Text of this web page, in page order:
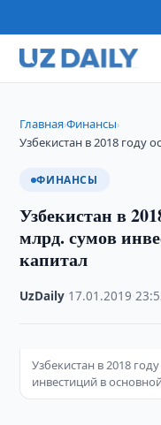
Главная›Финансы›
Узбекистан в 2018 году
ФИНАНСЫ
Узбекистан в
млрд. сумов
капитал
UzDaily 17.01.2019 ·
Узбекистан в 2018
инвестиций в